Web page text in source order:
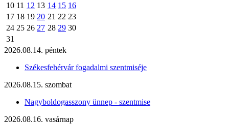
10 11 12 13 14 15 16
17 18 19 20 21 22 23
24 25 26 27 28 29 30
31
2026.08.14. péntek
Székesfehérvár fogadalmi szentmiséje
2026.08.15. szombat
Nagyboldogasszony ünnep - szentmise
2026.08.16. vasárnap